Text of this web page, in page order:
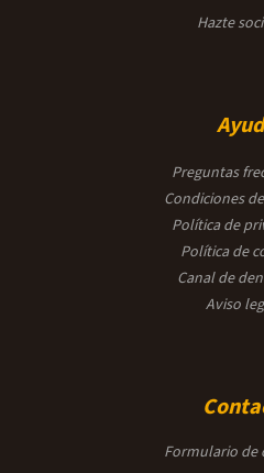
Hazte
Preguntas
Condiciones
Política de
Política de
Canal de
Aviso
Formulario de